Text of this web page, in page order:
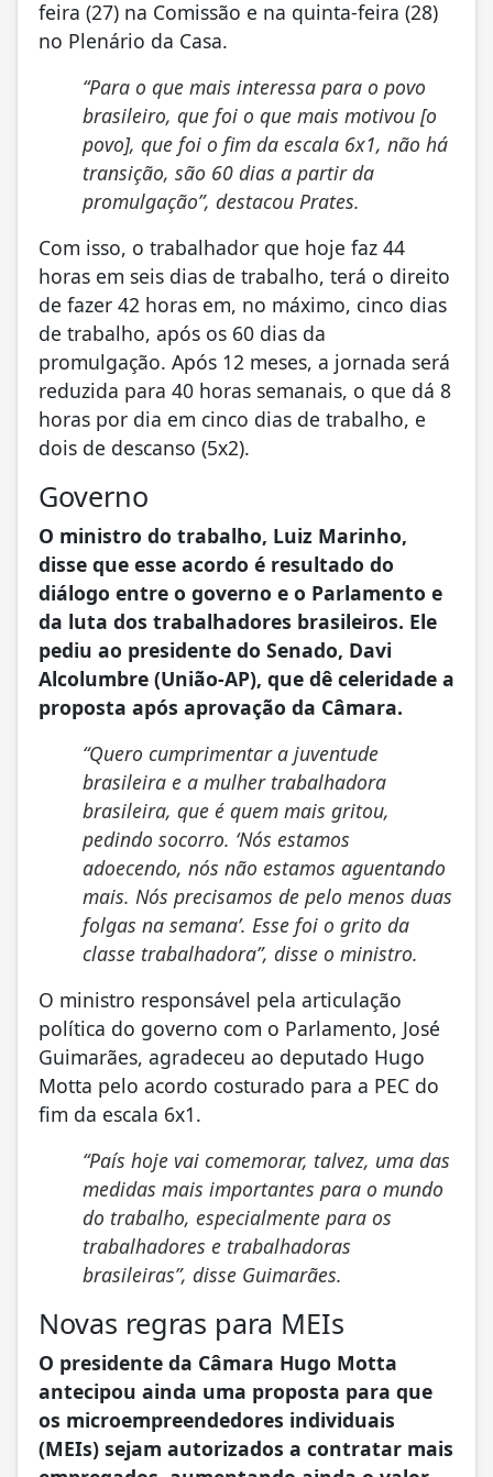
feira (27) na Comissão e na quinta-feira (28)
no Plenário da Casa.
“Para o que mais interessa para o povo
brasileiro, que foi o que mais motivou [o
povo], que foi o fim da escala 6x1, não há
transição, são 60 dias a partir da
promulgação”, destacou Prates.
Com isso, o trabalhador que hoje faz 44
horas em seis dias de trabalho, terá o direito
de fazer 42 horas em, no máximo, cinco dias
de trabalho, após os 60 dias da
promulgação. Após 12 meses, a jornada será
reduzida para 40 horas semanais, o que dá 8
horas por dia em cinco dias de trabalho, e
dois de descanso (5x2).
Governo
O ministro do trabalho, Luiz Marinho,
disse que esse acordo é resultado do
diálogo entre o governo e o Parlamento e
da luta dos trabalhadores brasileiros. Ele
pediu ao presidente do Senado, Davi
Alcolumbre (União-AP), que dê celeridade a
proposta após aprovação da Câmara.
“Quero cumprimentar a juventude
brasileira e a mulher trabalhadora
brasileira, que é quem mais gritou,
pedindo socorro. ‘Nós estamos
adoecendo, nós não estamos aguentando
mais. Nós precisamos de pelo menos duas
folgas na semana’. Esse foi o grito da
classe trabalhadora”, disse o ministro.
O ministro responsável pela articulação
política do governo com o Parlamento, José
Guimarães, agradeceu ao deputado Hugo
Motta pelo acordo costurado para a PEC do
fim da escala 6x1.
“País hoje vai comemorar, talvez, uma das
medidas mais importantes para o mundo
do trabalho, especialmente para os
trabalhadores e trabalhadoras
brasileiras”, disse Guimarães.
Novas regras para MEIs
O presidente da Câmara Hugo Motta
antecipou ainda uma proposta para que
os microempreendedores individuais
(MEIs) sejam autorizados a contratar mais